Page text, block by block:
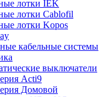
лотки IEK
лотки Cablofil
лотки Kopos
кабельные системы
выключатели
Acti9
Домовой